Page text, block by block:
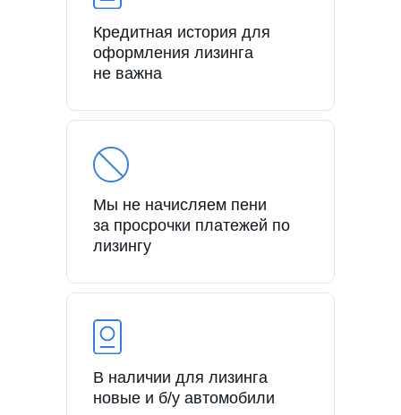
Кредитная история для
оформления лизинга
не важна
Мы не начисляем пени
за просрочки платежей по
лизингу
В наличии для лизинга
новые и б/у автомобили